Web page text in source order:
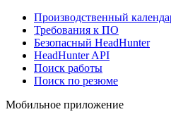
Производственный
Требования к ПО
Безопасный HeadHunter
HeadHunter API
Поиск работы
Поиск по резюме
Мобильное приложение